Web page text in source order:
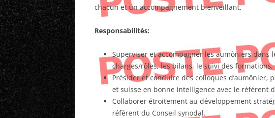
chacun et un accompagnement bienveillant.
Responsabilités:
Superviser et accompagner les aumôniers dans
charges/rôles, les bilans, le suivi des
Présider et conduire des colloques d’aumônier,
et suisse en bonne intelligence avec le référent
Collaborer étroitement au développement
référent du Conseil synodal.